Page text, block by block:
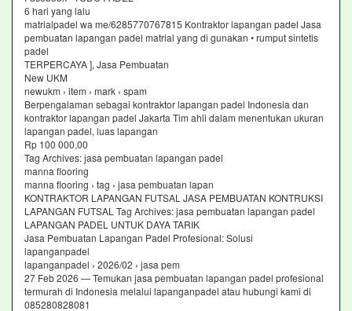
6 hari yang lalu
matrialpadel wa me/6285770767815 Kontraktor lapangan padel Jasa
pembuatan lapangan padel matrial yang di gunakan • rumput sintetis
padel
TERPERCAYA ], Jasa Pembuatan
New UKM
newukm › item › mark › spam
Berpengalaman sebagai kontraktor lapangan padel Indonesia dan
kontraktor lapangan padel Jakarta Tim ahli dalam menentukan ukuran
lapangan padel, luas lapangan
Rp 100 000,00
Tag Archives: jasa pembuatan lapangan padel
manna flooring
manna flooring › tag › jasa pembuatan lapan
KONTRAKTOR LAPANGAN FUTSAL JASA PEMBUATAN KONTRUKSI
LAPANGAN FUTSAL Tag Archives: jasa pembuatan lapangan padel
LAPANGAN PADEL UNTUK DAYA TARIK
Jasa Pembuatan Lapangan Padel Profesional: Solusi
lapanganpadel
lapanganpadel › 2026/02 › jasa pem
27 Feb 2026 — Temukan jasa pembuatan lapangan padel profesional
termurah di Indonesia melalui lapanganpadel atau hubungi kami di
085280828081